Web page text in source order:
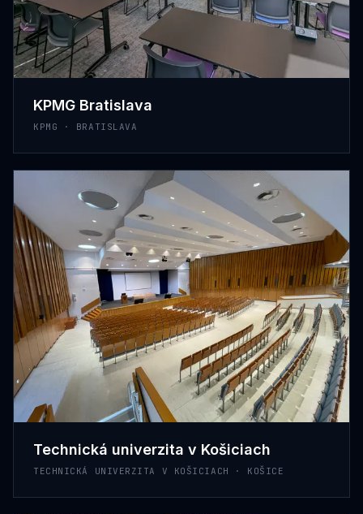
KPMG Bratislava
KPMG · BRATISLAVA
Technická univerzita v Košiciach
TECHNICKÁ UNIVERZITA V KOŠICIACH · KOŠICE